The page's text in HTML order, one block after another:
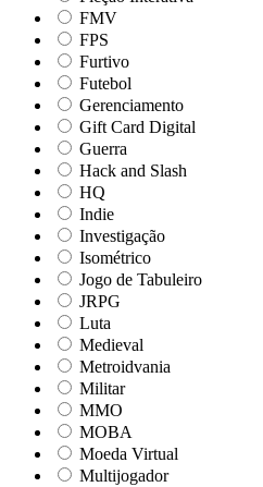
FMV
FPS
Furtivo
Futebol
Gerenciamento
Gift Card Digital
Guerra
Hack and Slash
HQ
Indie
Investigação
Isométrico
Jogo de Tabuleiro
JRPG
Luta
Medieval
Metroidvania
Militar
MMO
MOBA
Moeda Virtual
Multijogador